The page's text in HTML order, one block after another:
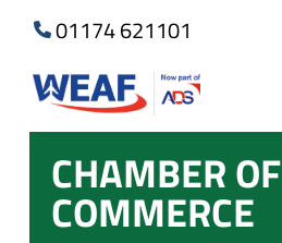
01174 621101
CHAMBER OF
COMMERCE